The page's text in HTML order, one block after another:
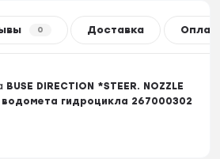
0 Доставка
BUSE DIRECTION *STEER. NOZZLE
гидроцикла 267000302